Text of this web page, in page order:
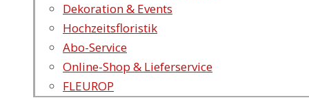
Dekoration & Events
Hochzeitsfloristik
Abo-Service
Online-Shop & Lieferservice
FLEUROP